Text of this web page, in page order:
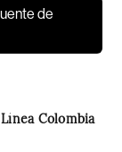
de
Colombia